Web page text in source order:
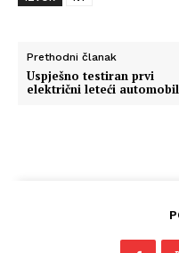
Prethodni članak
Uspješno testiran prvi
električni leteći automobil